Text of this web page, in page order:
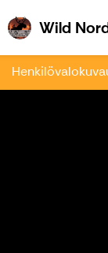
Wild Nordic